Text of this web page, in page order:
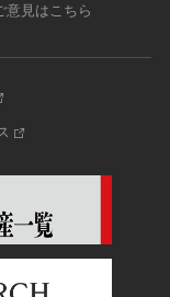
意見はこちら